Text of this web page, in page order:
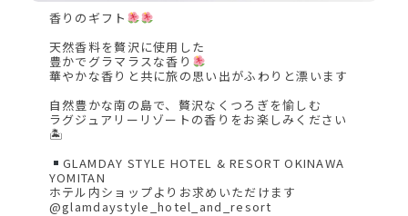
香りのギフト
天然香料を贅沢に使用した
豊かでグラマラスな香り
華やかな香りと共に旅の思い出がふわりと漂います
自然豊かな南の島で、贅沢なくつろぎを愉しむ
ラグジュアリーリゾートの香りをお楽しみください
🏝
GLAMDAY STYLE HOTEL & RESORT OKINAWA
YOMITAN
ホテル内ショップよりお求めいただけます
@glamdaystyle_hotel_and_resort